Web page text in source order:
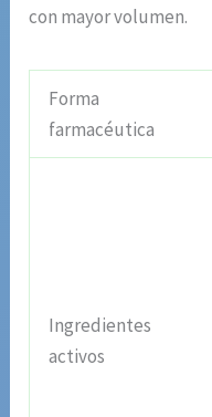
con mayor volumen.
Forma
farmacéutica
Ingredientes
activos